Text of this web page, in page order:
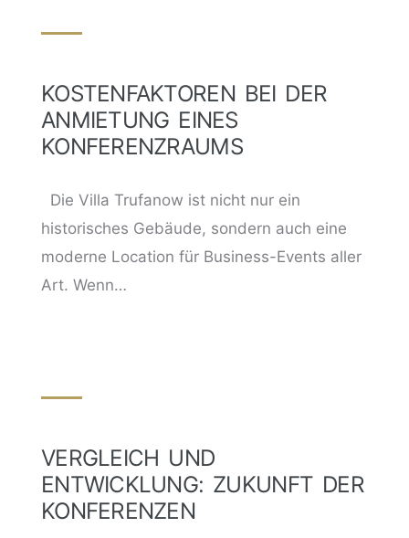
KOSTENFAKTOREN BEI DER
ANMIETUNG EINES
KONFERENZRAUMS
Die Villa Trufanow ist nicht nur ein
historisches Gebäude, sondern auch eine
moderne Location für Business-Events aller
Art. Wenn…
VERGLEICH UND
ENTWICKLUNG: ZUKUNFT DER
KONFERENZEN